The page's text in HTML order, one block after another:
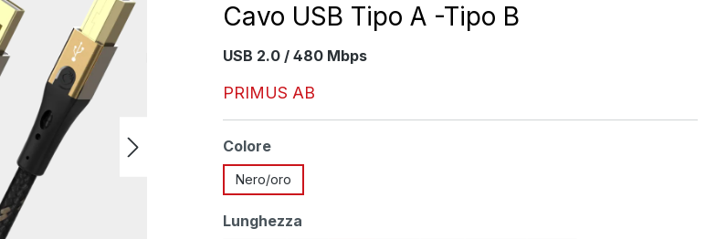
Cavo USB Tipo A -Tipo B
USB 2.0 / 480 Mbps
PRIMUS AB
Seleziona
Colore
Nero/oro
Seleziona
Lunghezza